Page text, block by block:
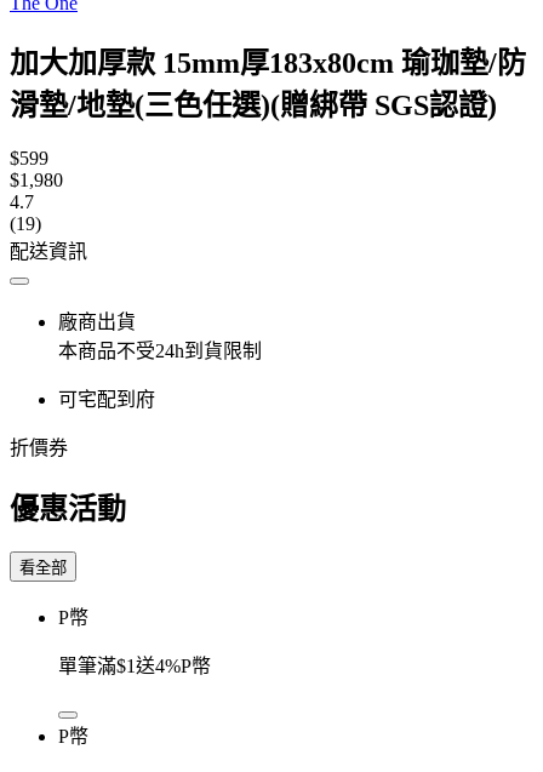
加大加厚款 15mm厚183x80cm 瑜珈墊/防
滑墊/地墊(三色任選)(贈綁帶 SGS認證)
$599
$1,980
4.7
(19)
配送資訊
廠商出貨
本商品不受24h到貨限制
可宅配到府
折價券
優惠活動
看全部
P幣
單筆滿$1送4%P幣
P幣